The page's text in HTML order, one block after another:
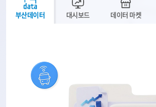
부산데이터 대시보드 데이터 마켓